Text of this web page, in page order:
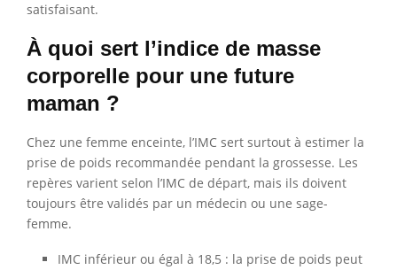
satisfaisant.
À quoi sert l’indice de masse
corporelle pour une future
maman ?
Chez une femme enceinte, l’IMC sert surtout à estimer la
prise de poids recommandée pendant la grossesse. Les
repères varient selon l’IMC de départ, mais ils doivent
toujours être validés par un médecin ou une sage-
femme.
IMC inférieur ou égal à 18,5 : la prise de poids peut